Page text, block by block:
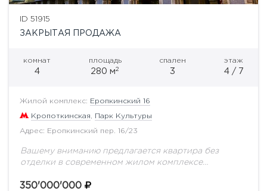
ID 51915
ЗАКРЫТАЯ ПРОДАЖА
комнат
4
площадь
280 м2
спален
3
этаж
4 / 7
Жилой комплекс: Еропкинский 16
Кропоткинская Парк Культуры
Адрес: Еропкинский пер. 16/23
Вашему вниманию предлагается квартира без
отделки в современном жилом комплексе
планировка. Можно спланировать кухню-гостиную,
350'000'000